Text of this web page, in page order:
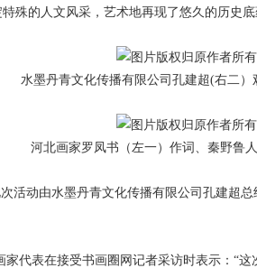
殊的人文风采，艺术地再现了悠久的历史
水墨丹青文化传播有限公司 孔建超(右二）
河北画家罗凤书（左一）作词、秦野鲁
活动由水墨丹青文化传播有限公司孔建超
代表在接受书画圈网记者采访时表示：“